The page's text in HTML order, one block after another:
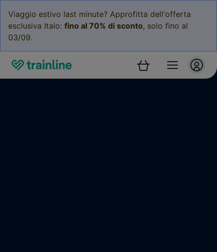
Viaggio estivo last minute? Approfitta dell'offerta
esclusiva Italo: fino al 70% di sconto, solo fino al
03/09.